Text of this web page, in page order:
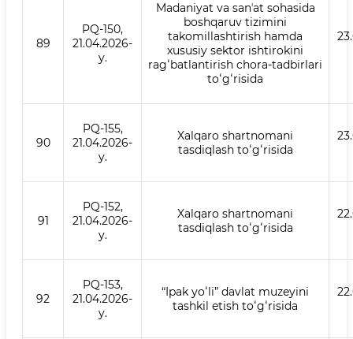
89
PQ-150,
21.04.2026-
y.
Madaniyat va sanʼat sohasida
boshqaruv tizimini
takomillashtirish hamda
xususiy sektor ishtirokini
ragʻbatlantirish chora-tadbirlari
toʻgʻrisida
90
PQ-155,
21.04.2026-
y.
Xalqaro shartnomani
tasdiqlash toʻgʻrisida
91
PQ-152,
21.04.2026-
y.
Xalqaro shartnomani
tasdiqlash toʻgʻrisida
92
PQ-153,
21.04.2026-
y.
“Ipak yoʻli” davlat muzeyini
tashkil etish toʻgʻrisida